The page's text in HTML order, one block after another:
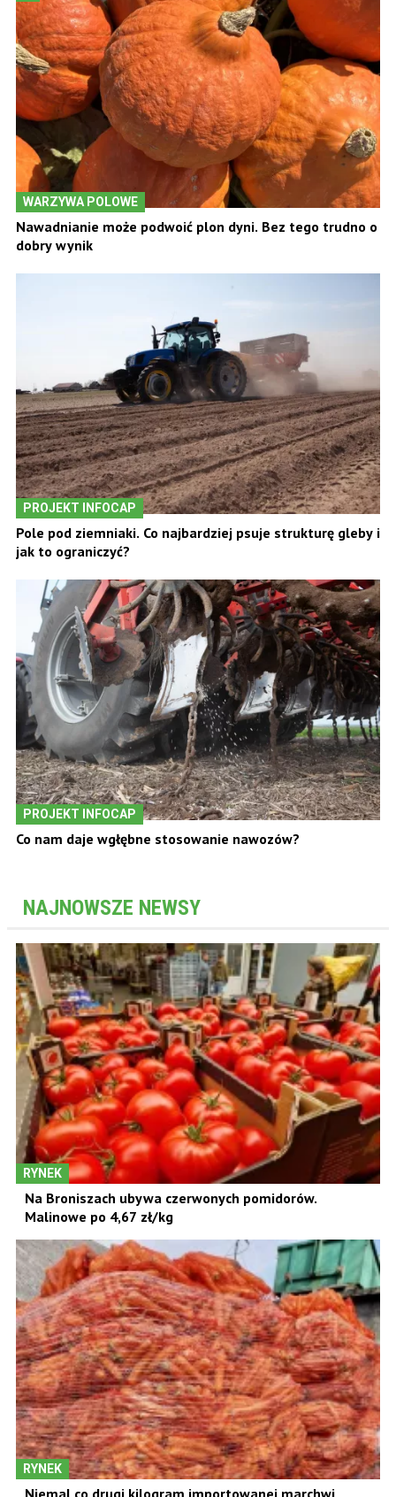
WARZYWA POLOWE
Nawadnianie może podwoić plon dyni. Bez tego trudno o
dobry wynik
PROJEKT INFOCAP
Pole pod ziemniaki. Co najbardziej psuje strukturę gleby i
jak to ograniczyć?
PROJEKT INFOCAP
Co nam daje wgłębne stosowanie nawozów?
NAJNOWSZE NEWSY
RYNEK
Na Broniszach ubywa czerwonych pomidorów.
Malinowe po 4,67 zł/kg
RYNEK